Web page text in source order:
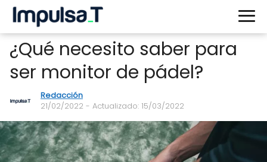
¿Qué necesito saber para
ser monitor de pádel?
Redacción
21/02/2022 - Actualizado: 15/03/2022